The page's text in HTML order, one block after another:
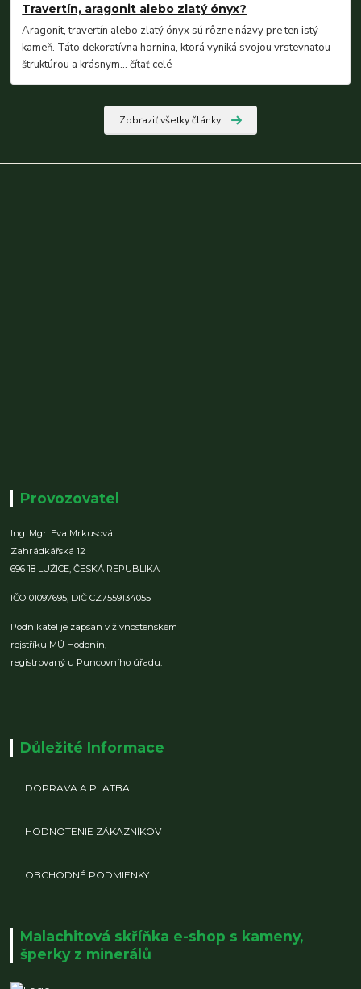
Travertín, aragonit alebo zlatý ónyx?
Aragonit, travertín alebo zlatý ónyx sú rôzne názvy pre ten istý
kameň. Táto dekoratívna hornina, ktorá vyniká svojou vrstevnatou
štruktúrou a krásnym...čítať celé
Zobraziť všetky články
Provozovatel
Ing. Mgr. Eva Mrkusová
Zahrádkářská 12
696 18 LUŽICE,ČESKÁ REPUBLIKA
IČO 01097695, DIČ CZ7559134055
Podnikatel je zapsán v živnostenském
rejstříku MÚ Hodonín,
registrovaný u Puncovního úřadu.
Důležité Informace
DOPRAVA A PLATBA
HODNOTENIE ZÁKAZNÍKOV
OBCHODNÉ PODMIENKY
Malachitová skříňka e-shop s kameny,
šperky z minerálů